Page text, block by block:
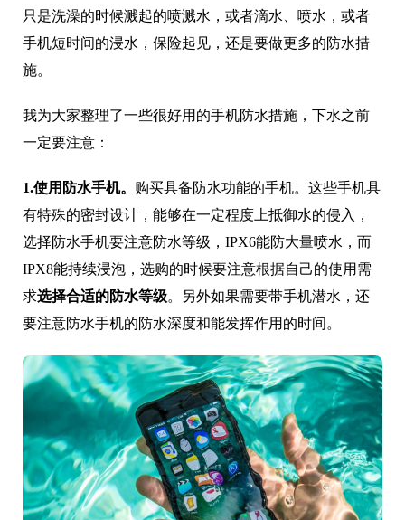
只是洗澡的时候溅起的喷溅水，或者滴水、喷水，或者
手机短时间的浸水，保险起见，还是要做更多的防水措
施。
我为大家整理了一些很好用的手机防水措施，下水之前
一定要注意：
1.使用防水手机。 购买具备防水功能的手机。这些手机具
有特殊的密封设计，能够在一定程度上抵御水的侵入，
选择防水手机要注意防水等级，IPX6能防大量喷水，而
IPX8能持续浸泡，选购的时候要注意根据自己的使用需
求选择合适的防水等级。另外如果需要带手机潜水，还
要注意防水手机的防水深度和能发挥作用的时间。